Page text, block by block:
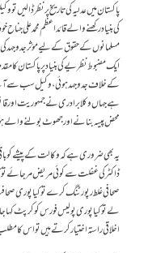
پاکستان میں عدلیہ کی تاریخ پر نظر ڈالیں
کی بنیاد رکھنے والے قائداعظم محمد علی
مسلمانوں کے حقوق کے لیے مؤثر جدوجہد
ایک مضبوط نظریے کی بنیاد پر پاکستان
کے خلاف جدوجہد ہوئی، وکیل سب سے
ہے جہاں وکلا برادری نے جمہوریت اور
محض پیسہ بنانے اور جھوٹ بولنے والے
یہ بھی ضروری ہے کہ وکالت کے پیشے کو
ڈاکٹر کی غفلت سے کوئی مریض مر جائے تو
صحافی غلط رپورٹنگ کرے تو کیا پوری
لے تو کیا پوری پولیس فورس کو کرپٹ کہا
اخلاقی راستہ اختیار کرتے ہیں تو اس کا